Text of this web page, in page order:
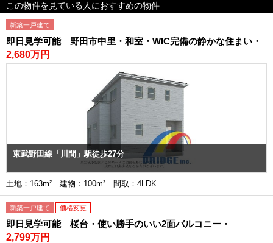
この物件を見ている人におすすめの物件
新築一戸建て
即日見学可能 野田市中里・和室・WIC完備の静かな住まい・
2,680万円
東武野田線「川間」駅徒歩27分
土地：163m² 建物：100m² 間取：4LDK
新築一戸建て 価格変更
即日見学可能 桜台・使い勝手のいい2面バルコニー・
2,799万円